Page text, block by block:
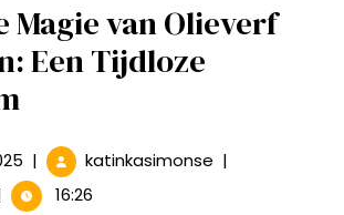
Magie van Olieverf
Een Tijdloze
04
januari
2025
| katinkasimonse Ontdek
|
16:26